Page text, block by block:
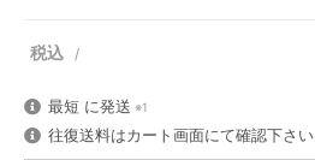
最短 に発送 ※1
往復送料はカート画面にて確認下さい